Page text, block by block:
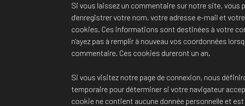
Si vous laissez un commentaire sur notre site, vous
d’enregistrer votre nom, votre adresse e-mail et
cookies. Ces informations sont destinées à votre
n’ayez pas à remplir à nouveau vos coordonnées
commentaire. Ces cookies dureront un an.
Si vous visitez notre page de connexion, nous
temporaire pour déterminer si votre navigateur
cookie ne contient aucune donnée personnelle et